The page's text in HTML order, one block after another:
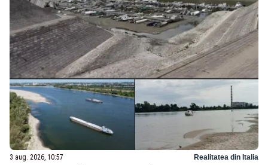
3 aug. 2026, 10:57 Realitatea din Italia